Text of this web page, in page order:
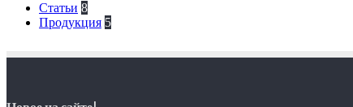
Статьи 8
Продукция 5